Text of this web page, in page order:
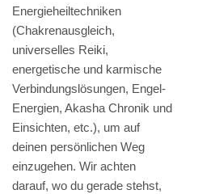
Energieheiltechniken
(Chakrenausgleich,
universelles Reiki,
energetische und karmische
Verbindungslösungen, Engel-
Energien, Akasha Chronik und
Einsichten, etc.), um auf
deinen persönlichen Weg
einzugehen. Wir achten
darauf, wo du gerade stehst,